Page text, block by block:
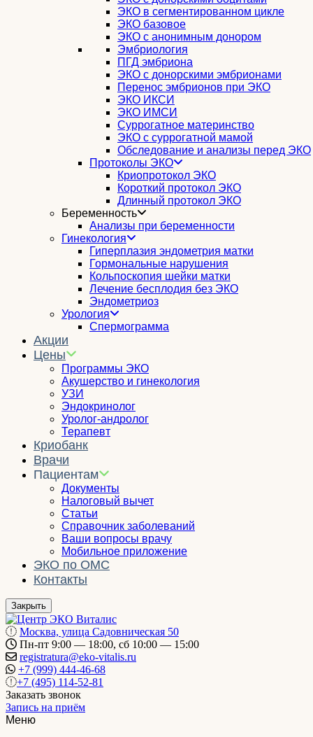
ЭКО в сегментированном цикле
ЭКО базовое
ЭКО с анонимным донором
Эмбриология
ПГД эмбриона
ЭКО с донорскими эмбрионами
Перенос эмбрионов при ЭКО
ЭКО ИКСИ
ЭКО ИМСИ
Суррогатное материнство
ЭКО с суррогатной мамой
Обследование и анализы перед ЭКО
Протоколы ЭКО
Криопротокол ЭКО
Короткий протокол ЭКО
Длинный протокол ЭКО
Беременность
Анализы при беременности
Гинекология
Гиперплазия эндометрия матки
Гормональные нарушения
Кольпоскопия шейки матки
Лечение бесплодия без ЭКО
Эндометриоз
Урология
Спермограмма
Акции
Цены
Программы ЭКО
Акушерство и гинекология
УЗИ
Эндокринолог
Уролог-андролог
Терапевт
Криобанк
Врачи
Пациентам
Документы
Налоговый вычет
Статьи
Справочник заболеваний
Ваши вопросы врачу
Мобильное приложение
ЭКО по ОМС
Контакты
Закрыть
Москва, улица Садовническая 50
Пн-пт 9:00 — 18:00, сб 10:00 — 15:00
registratura@eko-vitalis.ru
+7 (999) 444-46-68
+7 (495) 114-52-81
Заказать звонок
Запись на приём
Меню